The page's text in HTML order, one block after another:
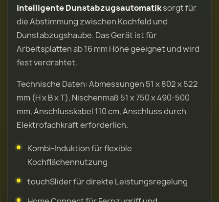
intelligente Dunstabzugsautomatiksorgt für
die Abstimmung zwischen Kochfeld und
Dunstabzugshaube. Das Gerät ist für
Arbeitsplatten ab 16 mm Höhe geeignet und wird
fest verdrahtet.
Technische Daten: Abmessungen 51 x 802 x 522
mm (H x B x T), Nischenmaß 51 x 750 x 490-500
mm, Anschlusskabel 110 cm, Anschluss durch
Elektrofachkraft erforderlich.
Kombi-Induktion für flexible
Kochflächennutzung
touchSlider für direkte Leistungsregelung